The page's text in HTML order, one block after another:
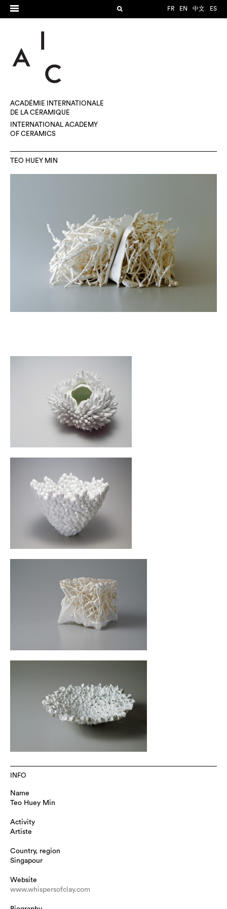
FR EN 中文 ES
ACADÉMIE INTERNATIONALE
DE LA CÉRAMIQUE
INTERNATIONAL ACADEMY
OF CERAMICS
TEO HUEY MIN
INFO
Name
Teo Huey Min
Activity
Artiste
Country, region
Singapour
Website
www.whispersofclay.com